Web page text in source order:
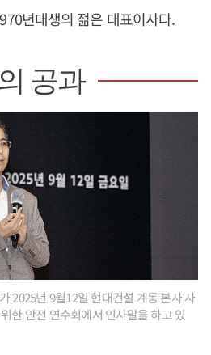
년대생의 젊은 대표이사다.
공과
2025년 9월12일 현대건설 계동 본사 사
한 안전 연수회에서 인사말을 하고 있